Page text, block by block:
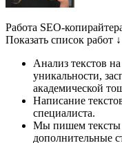
Работа SEO-
Показать список работ ↓
Анализ текстов
уникальности,
академической
Написание
специалиста.
Мы пишем тексты
дополнительные